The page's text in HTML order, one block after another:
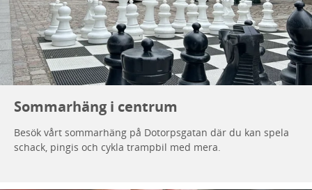
Sommarhäng i centrum
Besök vårt sommarhäng på Dotorpsgatan där du kan spela
schack, pingis och cykla trampbil med mera.